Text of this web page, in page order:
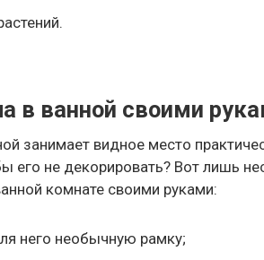
в ванной своими
занимает видное место
его не декорировать? Вот лишь
комнате своими руками:
него необычную рамку;